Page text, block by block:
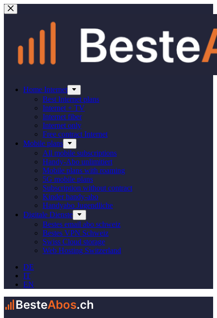
Skip
to
Home Internet
Best Internet plans
Internet + TV
Internet fiber
Internet only
Free contract Internet
Mobile plans
All mobile subscriptions
Handy-Abo unlimitiert
Mobile plans with roaming
5G mobile plans
Subscription without contract
Kinder handy-abo
Handyabo Jugendliche
Digitale Dienste
Bestes email abo schweiz
Bestes VPN Schweiz
Swiss Cloud storage
Web Hosting Switzerland
DE
IT
EN
BesteAbos.ch